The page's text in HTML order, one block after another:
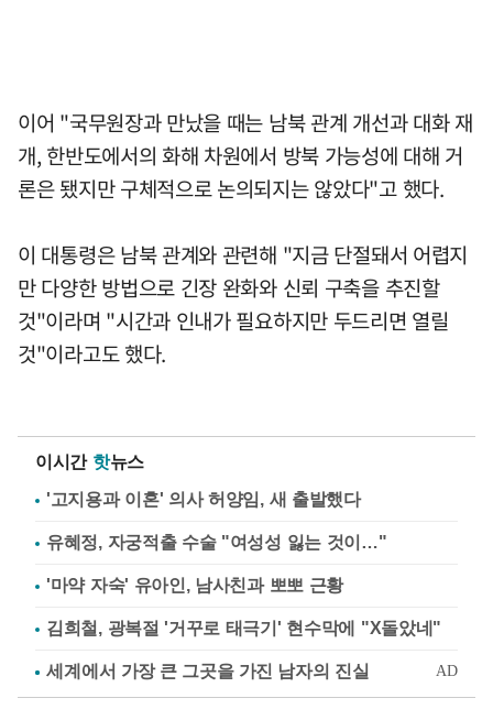
이어 "국무원장과 만났을 때는 남북 관계 개선과 대화 재
개, 한반도에서의 화해 차원에서 방북 가능성에 대해 거
론은 됐지만 구체적으로 논의되지는 않았다"고 했다.
이 대통령은 남북 관계와 관련해 "지금 단절돼서 어렵지
만 다양한 방법으로 긴장 완화와 신뢰 구축을 추진할
것"이라며 "시간과 인내가 필요하지만 두드리면 열릴
것"이라고도 했다.
이시간 핫뉴스
'고지용과 이혼' 의사 허양임, 새 출발했다
유혜정, 자궁적출 수술 "여성성 잃는 것이…"
'마약 자숙' 유아인, 남사친과 뽀뽀 근황
김희철, 광복절 '거꾸로 태극기' 현수막에 "X돌았네"